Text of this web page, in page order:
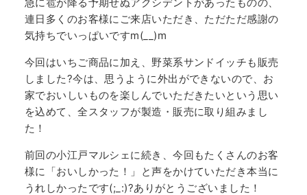
連日多くのお客様にご来店いただき、ただただ感謝の
気持ちでいっぱいですm(__)m
今回はいちご商品に加え、野菜系サンドイッチも販売
しました?今は、思うように外出ができないので、お
家でおいしいものを楽しんでいただきたいという思い
を込めて、全スタッフが製造・販売に取り組みまし
た！
前回の小江戸マルシェに続き、今回もたくさんのお客
様に「おいしかった！」と声をかけていただき本当に
うれしかったです(;_:)?ありがとうございました！